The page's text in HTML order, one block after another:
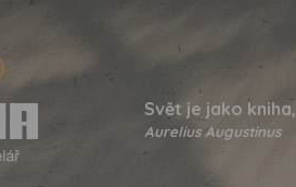
Svět je jako
Aurelius Augustinus